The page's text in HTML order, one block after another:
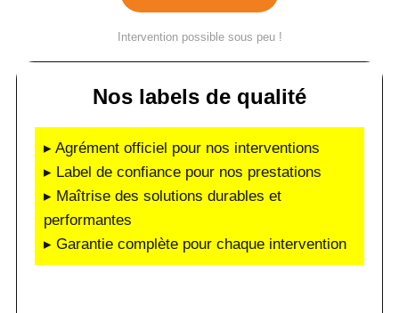
Intervention possible sous peu !
Nos labels de qualité
▸ Agrément officiel pour nos interventions
▸ Label de confiance pour nos prestations
▸ Maîtrise des solutions durables et
performantes
▸ Garantie complète pour chaque intervention